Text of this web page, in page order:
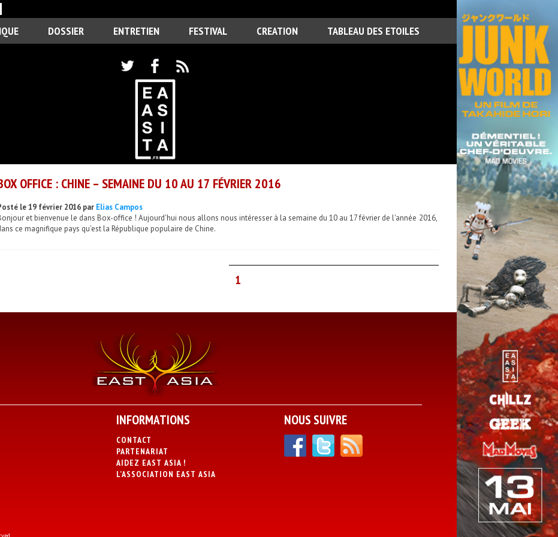
DOSSIER ENTRETIEN FESTIVAL CREATION TABLEAU DES ETOILES
OFFICE : CHINE – SEMAINE DU 10 AU 17 FÉVRIER 2016
le 19 février 2016 par Elias Campos
et bienvenue le dans Box-office ! Aujourd'hui nous allons nous intéresser à la semaine du 10 au 17 février de l'année 2016,
ce magnifique pays qu'est la République populaire de Chine.
1
INFORMATIONS
CONTACT
PARTENARIAT
AIDEZ EAST ASIA !
L’ASSOCIATION EAST ASIA
NOUS SUIVRE